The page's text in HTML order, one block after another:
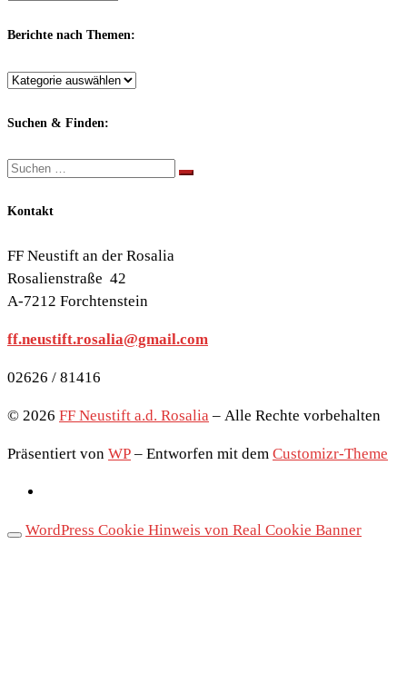
Monaten:
Berichte nach Themen:
Berichte
Themen:
Suchen & Finden:
Suche
Suchen …
Kontakt
FF Neustift an der Rosalia
Rosalienstraße 42
A-7212 Forchtenstein
ff.neustift.rosalia@gmail.com
02626 / 81416
© 2026 FF Neustift a.d. Rosalia – Alle Rechte vorbehalten
Präsentiert von WP – Entworfen mit dem Customizr-Theme
WordPress Cookie Hinweis von Real Cookie Banner